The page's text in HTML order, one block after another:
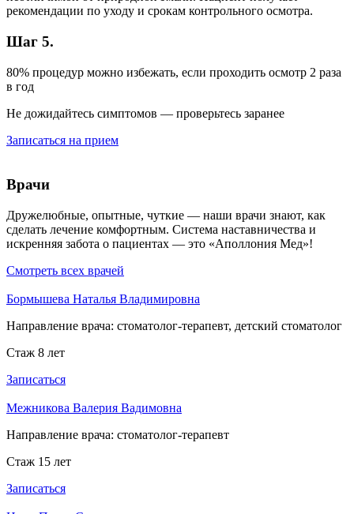
рекомендации по уходу и срокам контрольного осмотра.
Шаг 5.
80% процедур можно избежать, если проходить осмотр 2 раза
в год
Не дожидайтесь симптомов — проверьтесь заранее
Записаться на прием
Врачи
Дружелюбные, опытные, чуткие — наши врачи знают, как
сделать лечение комфортным. Система наставничества и
искренняя забота о пациентах — это «Аполлония Мед»!
Смотреть всех врачей
Бормышева Наталья Владимировна
Направление врача: стоматолог-терапевт, детский стоматолог
Стаж 8 лет
Записаться
Межникова Валерия Вадимовна
Направление врача: стоматолог-терапевт
Стаж 15 лет
Записаться